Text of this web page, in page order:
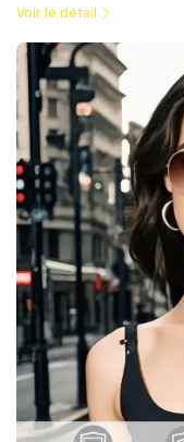
Voir le détail